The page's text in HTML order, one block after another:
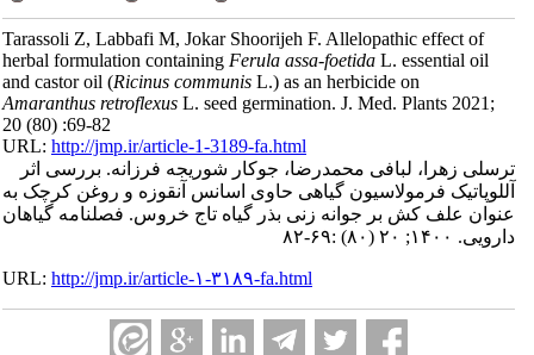
Tarassoli Z, Labbafi M, Jokar Shoorijeh F. Allelopathic effect of
herbal formulation containingFerula assa-foetidaL. essential oil
and castor oil (Ricinus communis L.) as an herbicide on
Amaranthus retroflexusL. seed germination. J. Med. Plants 2021;
20 (80) :69-82
URL:http://jmp.ir/article-1-3189-fa.html
زهرا، لبافی محمدرضا، جوکار شوریجه فرزانه. بررسی اثر
فرمولاسیون گیاهی حاوی اسانس آنقوزه و روغن کرچک به
علف کش بر جوانه زنی بذر گیاه تاج خروس. فصلنامه گياهان
۱۴۰۰; ۲۰ (۸۰) :۶۹-۸۲
URL:http://jmp.ir/article-۱-۳۱۸۹-fa.html